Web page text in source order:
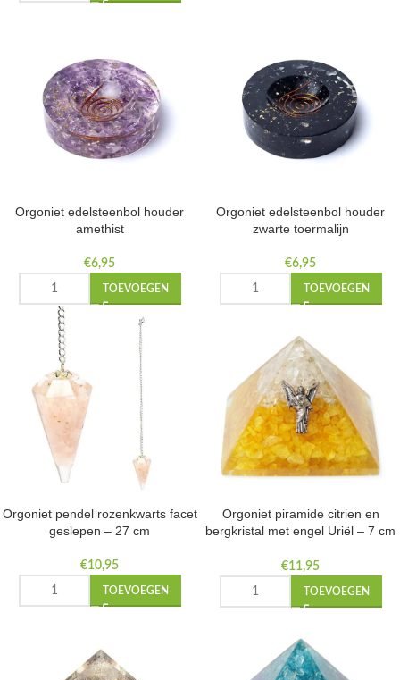
Orgoniet edelsteenbol houder
amethist
€6,95
TOEVOEGEN
Orgoniet edelsteenbol houder
zwarte toermalijn
€6,95
TOEVOEGEN
Orgoniet pendel rozenkwarts facet
geslepen – 27 cm
€10,95
TOEVOEGEN
Orgoniet piramide citrien en
bergkristal met engel Uriël – 7 cm
€11,95
TOEVOEGEN